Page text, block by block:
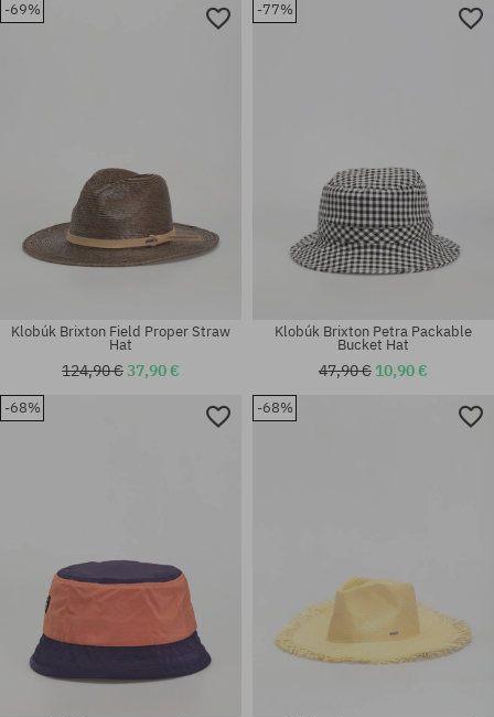
Dostupné veľkosti:
Dostupné veľkosti:
Dostupné veľkosti:
Dostupné veľkosti:
-69%
Klobúk Brixton Field Proper Straw
Hat
124,90 €37,90 €
-77%
Klobúk Brixton Petra Packable
Bucket Hat
47,90 € 10,90 €
-68% -68%